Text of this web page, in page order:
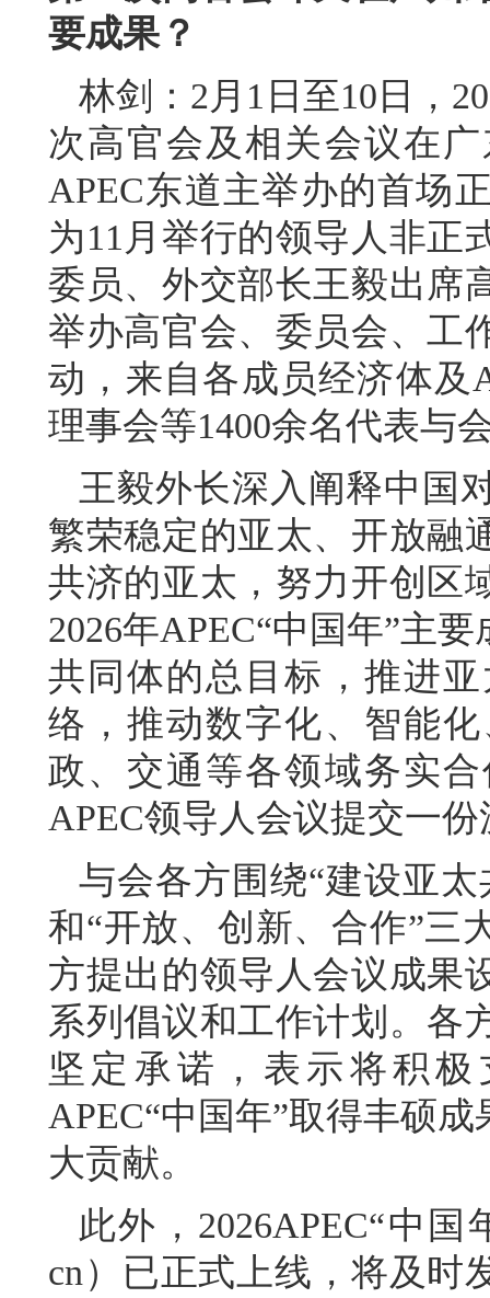
要成果？
林剑：2月1日至10日，
次高官会及相关会议在
APEC东道主举办的首场
为11月举行的领导人非正
委员、外交部长王毅出席
举办高官会、委员会、工
动，来自各成员经济体及
理事会等1400余名代表与
王毅外长深入阐释中国
繁荣稳定的亚太、开放融
共济的亚太，努力开创区
2026年APEC“中国年”主
共同体的总目标，推进
络，推动数字化、智能
政、交通等各领域务实
APEC领导人会议提交一
与会各方围绕“建设亚
和“开放、创新、合作”三
方提出的领导人会议成果
系列倡议和工作计划。各
坚定承诺，表示将积
APEC“中国年”取得丰硕
大贡献。
此外，2026APEC“中国
cn）已正式上线，将及时